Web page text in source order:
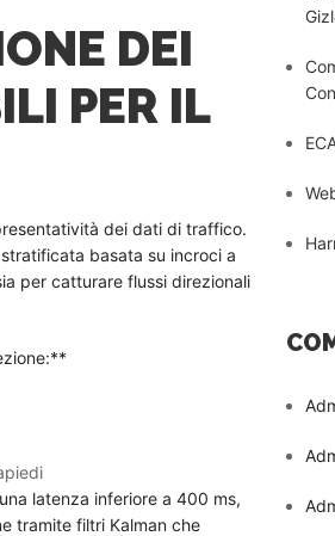
DEI
PER IL
dei dati di traffico.
basata su incroci a
per catturare flussi direzionali
latenza inferiore a 400 ms,
tramite filtri Kalman che